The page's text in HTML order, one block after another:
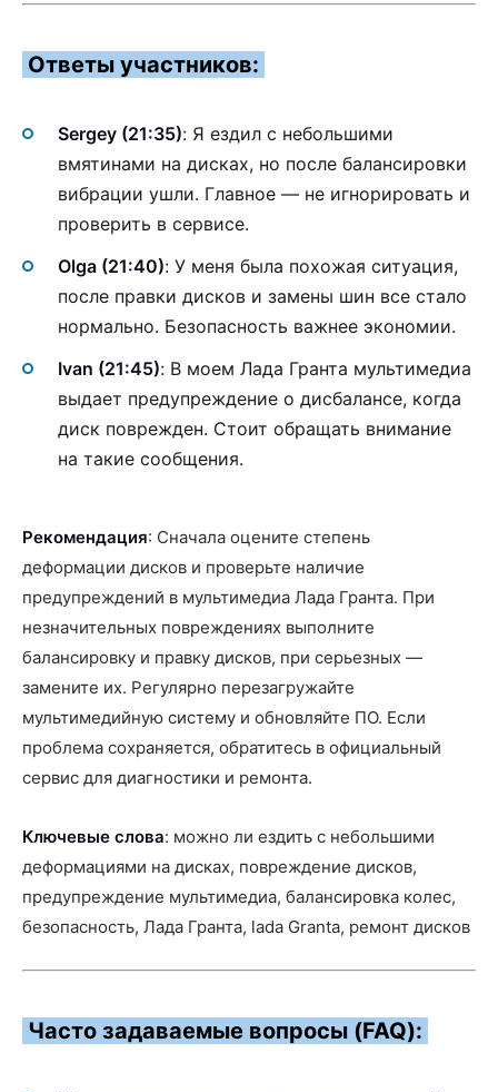
Ответы участников:
Sergey (21:35): Я ездил с небольшими
вмятинами на дисках, но после балансировки
вибрации ушли. Главное — не игнорировать и
проверить в сервисе.
Olga (21:40): У меня была похожая ситуация,
после правки дисков и замены шин все стало
нормально. Безопасность важнее экономии.
Ivan (21:45): В моем Лада Гранта мультимедиа
выдает предупреждение о дисбалансе, когда
диск поврежден. Стоит обращать внимание
на такие сообщения.
Рекомендация: Сначала оцените степень
деформации дисков и проверьте наличие
предупреждений в мультимедиа Лада Гранта. При
незначительных повреждениях выполните
балансировку и правку дисков, при серьезных —
замените их. Регулярно перезагружайте
мультимедийную систему и обновляйте ПО. Если
проблема сохраняется, обратитесь в официальный
сервис для диагностики и ремонта.
Ключевые слова: можно ли ездить с небольшими
деформациями на дисках, повреждение дисков,
предупреждение мультимедиа, балансировка колес,
безопасность, Лада Гранта, lada Granta, ремонт дисков
Часто задаваемые вопросы (FAQ):